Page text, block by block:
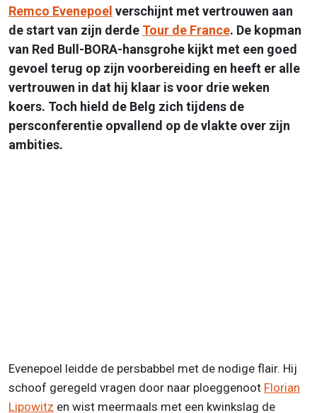
Remco Evenepoel verschijnt met vertrouwen aan
de start van zijn derde Tour de France. De kopman
van Red Bull-BORA-hansgrohe kijkt met een goed
gevoel terug op zijn voorbereiding en heeft er alle
vertrouwen in dat hij klaar is voor drie weken
koers. Toch hield de Belg zich tijdens de
persconferentie opvallend op de vlakte over zijn
ambities.
Evenepoel leidde de persbabbel met de nodige flair. Hij
schoof geregeld vragen door naar ploeggenoot Florian
Lipowitz en wist meermaals met een kwinkslag de